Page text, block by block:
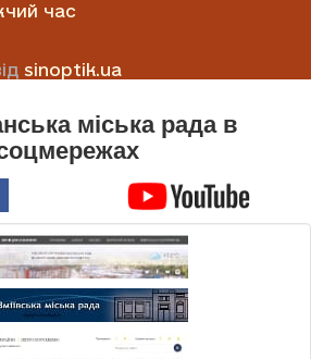
час
sinoptik.ua
міська рада в